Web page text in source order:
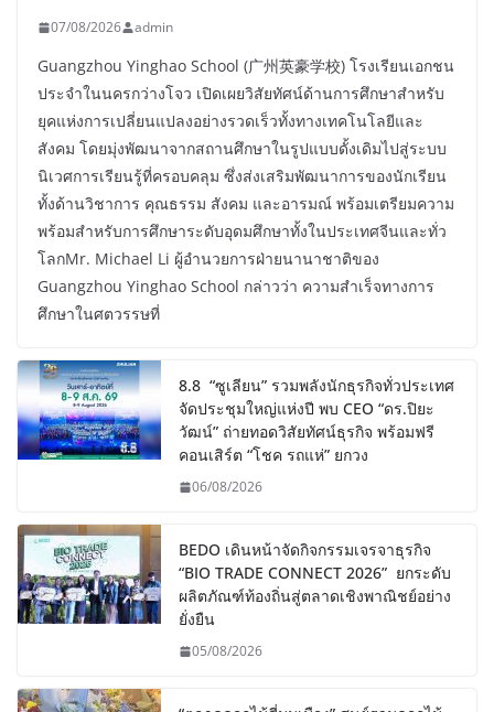
07/08/2026 admin
Guangzhou Yinghao School (广州英豪学校) โรงเรียนเอกชน
ประจำในนครกว่างโจว เปิดเผยวิสัยทัศน์ด้านการศึกษาสำหรับ
ยุคแห่งการเปลี่ยนแปลงอย่างรวดเร็วทั้งทางเทคโนโลยีและ
สังคม โดยมุ่งพัฒนาจากสถานศึกษาในรูปแบบดั้งเดิมไปสู่ระบบ
นิเวศการเรียนรู้ที่ครอบคลุม ซึ่งส่งเสริมพัฒนาการของนักเรียน
ทั้งด้านวิชาการ คุณธรรม สังคม และอารมณ์ พร้อมเตรียมความ
พร้อมสำหรับการศึกษาระดับอุดมศึกษาทั้งในประเทศจีนและทั่ว
โลกMr. Michael Li ผู้อำนวยการฝ่ายนานาชาติของ
Guangzhou Yinghao School กล่าวว่า ความสำเร็จทางการ
ศึกษาในศตวรรษที่
8.8 “ซูเลียน” รวมพลังนักธุรกิจทั่วประเทศ
จัดประชุมใหญ่แห่งปี พบ CEO “ดร.ปิยะ
วัฒน์” ถ่ายทอดวิสัยทัศน์ธุรกิจ พร้อมฟรี
คอนเสิร์ต “โชค รถแห่” ยกวง
06/08/2026
BEDO เดินหน้าจัดกิจกรรมเจรจาธุรกิจ
“BIO TRADE CONNECT 2026” ยกระดับ
ผลิตภัณฑ์ท้องถิ่นสู่ตลาดเชิงพาณิชย์อย่าง
ยั่งยืน
05/08/2026